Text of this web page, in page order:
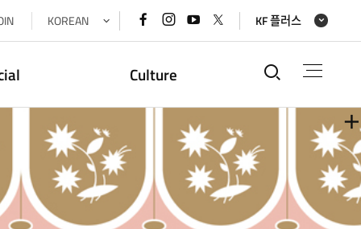
KOREAN 페이스북
바로가기
인스타그램
바로가기
유튜브
바로가기
x(트위터)
바로가기
KF 플러스
Culture 통합검
더
더